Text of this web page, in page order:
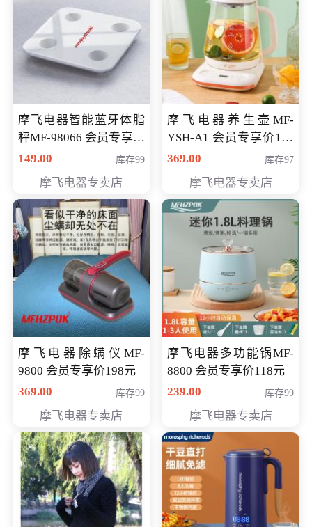
摩飞电器智能蓝牙体脂
秤MF-98066 会员专享价
98元
149.00 库存99
摩飞电器专卖店
摩飞电器养生壶MF-
YSH-A1 会员专享价198
元
369.00 库存97
摩飞电器专卖店
摩飞电器除螨仪MF-
9800 会员专享价198元
369.00
库存99
摩飞电器专卖店
摩飞电器多功能锅MF-
8800 会员专享价118元
239.00
库存99
摩飞电器专卖店